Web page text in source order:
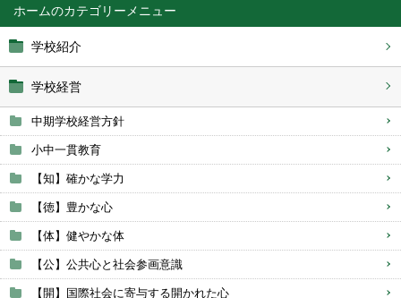
ホーム
学校紹介
学校経営
中期学校経営方針
小中一貫教育
【知】確かな学力
【徳】豊かな心
【体】健やかな体
【公】公共心と社会参画意識
【開】国際社会に寄与する開かれた心